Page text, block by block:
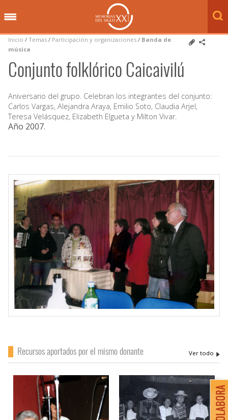
Inicio / Temas / Participación y organizaciones / Banda de
música
Conjunto folklórico Caicaivilú
Aniversario del grupo. Celebran los integrantes del conjunto:
Carlos Vargas, Alejandra Araya, Emilio Soto, Claudia Arjel,
Teresa Velásquez, Elizabeth Elgueta y Milton Vivar.
Año 2007.
Recursos aportados por el mismo donante